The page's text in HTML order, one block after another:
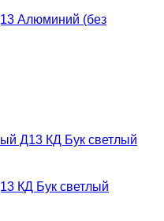
Алюминий (без
КД Бук светлый